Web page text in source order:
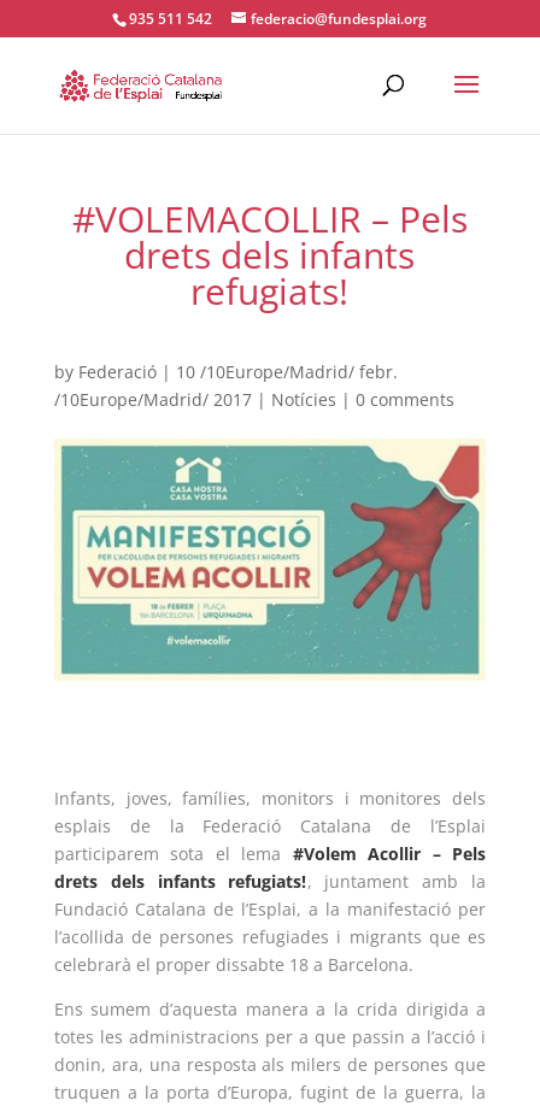
935 511 542 federacio@fundesplai.org
#VOLEMACOLLIR – Pels
drets dels infants
refugiats!
by Federació| 10 /10Europe/Madrid/ febr.
/10Europe/Madrid/ 2017| Notícies | 0 comments
Infants, joves, famílies, monitors i monitores dels
esplais de la Federació Catalana de l’Esplai
participarem sota el lema #Volem Acollir – Pels
drets dels infants refugiats!, juntament amb la
Fundació Catalana de l’Esplai, a la manifestació per
l’acollida de persones refugiades i migrants que es
celebrarà el proper dissabte 18 a Barcelona.
Ens sumem d’aquesta manera a la crida dirigida a
totes les administracions per a que passin a l’acció i
donin, ara, una resposta als milers de persones que
truquen a la porta d’Europa, fugint de la guerra, la
ACTIVITATS D'ESTIU
MÓN ESCOLAR
ALBERG CENTRE ESPLAI
FORMACIÓ
CASES DE COLÒNIES
ACCIÓ SOCIAL I JOVES
ESPLAIS
CONEIX FUNDESPLAI
La Fundació